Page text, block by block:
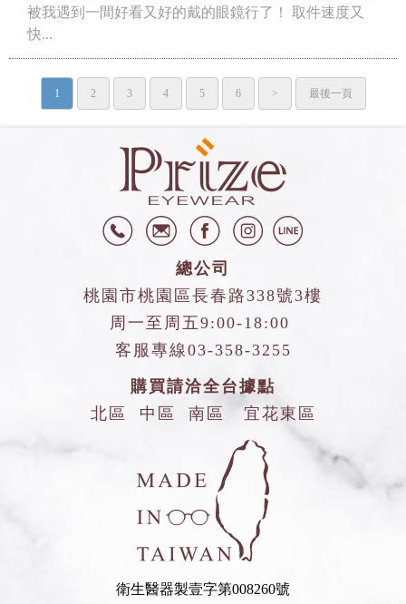
被我遇到一間好看又好的戴的眼鏡行了！ 取件速度又
快...
1 2 3 4 5 6 > 最後一頁
總公司
桃園市桃園區長春路338號3樓
周一至周五9:00-18:00
客服專線03-358-3255
購買請洽全台據點
北區
中區 南區 宜花東區
衛生醫器製壹字第008260號